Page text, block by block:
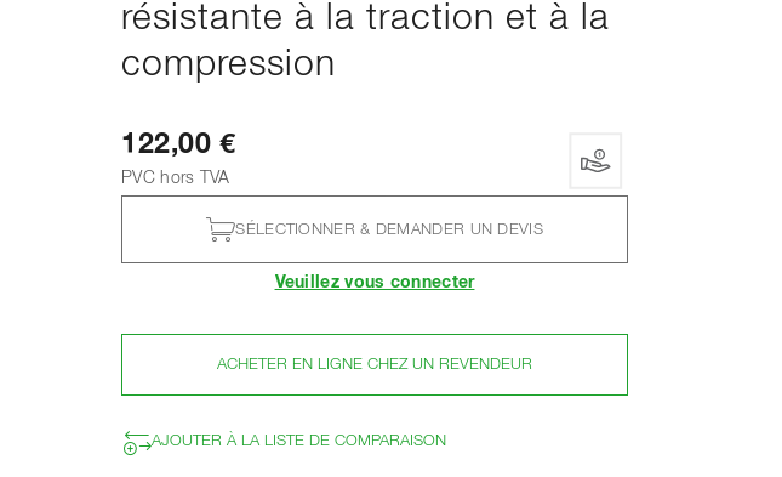
résistante à la traction et à la
compression
122,00 €
PVC hors TVA
SÉLECTIONNER & DEMANDER UN DEVIS
Veuillez vous connecter
ACHETER EN LIGNE CHEZ UN REVENDEUR
AJOUTER À LA LISTE DE COMPARAISON